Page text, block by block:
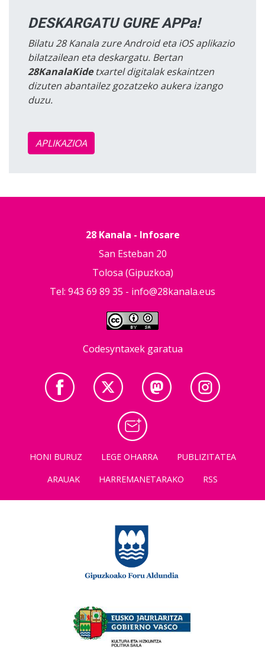
DESKARGATU GURE APPa!
Bilatu 28 Kanala zure Android eta iOS aplikazio
bilatzailean eta deskargatu. Bertan
28KanalaKidetxartel digitalak eskaintzen
dizuten abantailez gozatzeko aukera izango
duzu.
APLIKAZIOA
28 Kanala - Infosare
San Esteban 20
Tolosa (Gipuzkoa)
Tel: 943 69 89 35 - info@28kanala.eus
Codesyntaxek garatua
HONI BURUZ LEGE OHARRA
PUBLIZITATEA
ARAUAK
HARREMANETARAKO RSS